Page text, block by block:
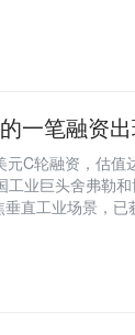
一笔融资
C轮融资，估值
业巨头舍弗勒
直工业场景，